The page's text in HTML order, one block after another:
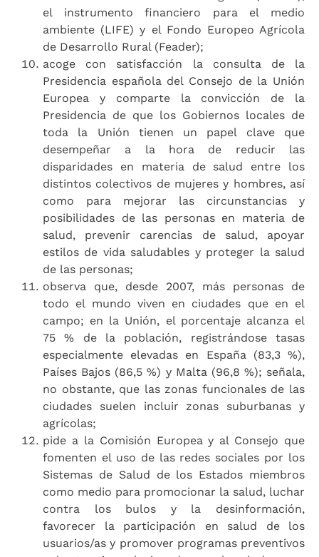
el instrumento financiero para el medio
ambiente (LIFE) y el Fondo Europeo Agrícola
de Desarrollo Rural (Feader);
acoge con satisfacción la consulta de la
Presidencia española del Consejo de la Unión
Europea y comparte la convicción de la
Presidencia de que los Gobiernos locales de
toda la Unión tienen un papel clave que
desempeñar a la hora de reducir las
disparidades en materia de salud entre los
distintos colectivos de mujeres y hombres, así
como para mejorar las circunstancias y
posibilidades de las personas en materia de
salud, prevenir carencias de salud, apoyar
estilos de vida saludables y proteger la salud
de las personas;
observa que, desde 2007, más personas de
todo el mundo viven en ciudades que en el
campo; en la Unión, el porcentaje alcanza el
75 % de la población, registrándose tasas
especialmente elevadas en España (83,3 %),
Países Bajos (86,5 %) y Malta (96,8 %); señala,
no obstante, que las zonas funcionales de las
ciudades suelen incluir zonas suburbanas y
agrícolas;
pide a la Comisión Europea y al Consejo que
fomenten el uso de las redes sociales por los
Sistemas de Salud de los Estados miembros
como medio para promocionar la salud, luchar
contra los bulos y la desinformación,
favorecer la participación en salud de los
usuarios/as y promover programas preventivos